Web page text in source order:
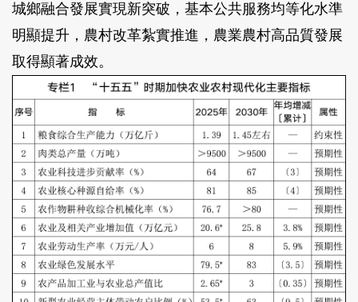
城鄉融合發展實現新突破，基本公共服務均等化水準
明顯提升，農村改革紮實推進，農業農村高品質發展
取得顯著成效。